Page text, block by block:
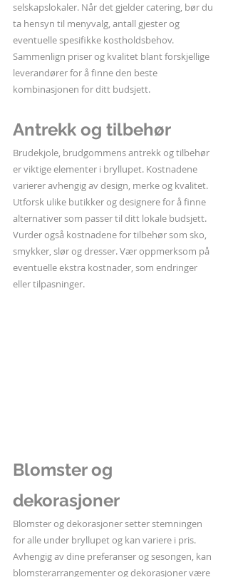
selskapslokaler. Når det gjelder catering, bør du
ta hensyn til menyvalg, antall gjester og
eventuelle spesifikke kostholdsbehov.
Sammenlign priser og kvalitet blant forskjellige
leverandører for å finne den beste
kombinasjonen for ditt budsjett.
Antrekk og tilbehør
Brudekjole, brudgommens antrekk og tilbehør
er viktige elementer i bryllupet. Kostnadene
varierer avhengig av design, merke og kvalitet.
Utforsk ulike butikker og designere for å finne
alternativer som passer til ditt lokale budsjett.
Vurder også kostnadene for tilbehør som sko,
smykker, slør og dresser. Vær oppmerksom på
eventuelle ekstra kostnader, som endringer
eller tilpasninger.
Blomster og
dekorasjoner
Blomster og dekorasjoner setter stemningen
for alle under bryllupet og kan variere i pris.
Avhengig av dine preferanser og sesongen, kan
blomsterarrangementer og dekorasjoner være